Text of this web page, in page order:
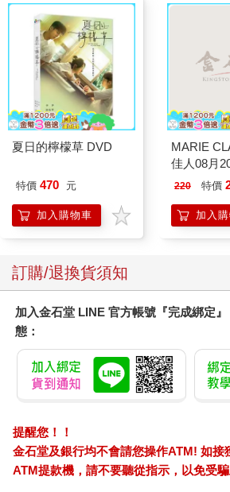
夏日的檸檬草 DVD
特價 470 元
加入購物車
MARIE
佳人08月
220 特價
加入
訂購/退換貨須知
加入金石堂 LINE 官方帳號『完成綁定
態：
提醒您！！
金石堂及銀行均不會請您操作ATM! 如接
ATM提款機，請不要聽從指示，以免受騙